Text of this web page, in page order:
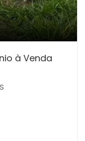
à Venda